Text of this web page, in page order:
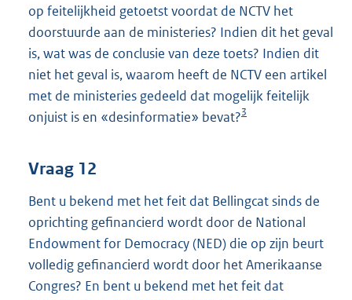
op feitelijkheid getoetst voordat de NCTV het
doorstuurde aan de ministeries? Indien dit het geval
is, wat was de conclusie van deze toets? Indien dit
niet het geval is, waarom heeft de NCTV een artikel
met de ministeries gedeeld dat mogelijk feitelijk
onjuist is en «desinformatie» bevat?3
Vraag 12
Bent u bekend met het feit dat Bellingcat sinds de
oprichting gefinancierd wordt door de National
Endowment for Democracy (NED) die op zijn beurt
volledig gefinancierd wordt door het Amerikaanse
Congres? En bent u bekend met het feit dat